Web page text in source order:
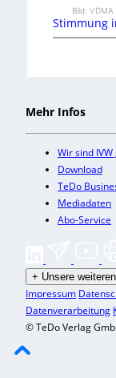
Bild: VDMA
Stimmung
Mehr Infos
Wir sind
Download
TeDo
Mediadaten
Abo-Service
+ Unsere
Impressum
Datenverarbeitung
© TeDo Verlag